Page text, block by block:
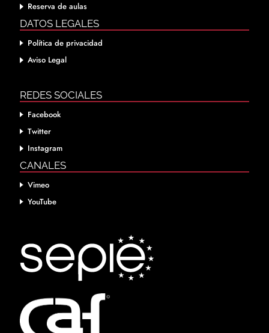
Reserva de aulas
DATOS LEGALES
Política de privacidad
Aviso Legal
REDES SOCIALES
Facebook
Twitter
Instagram
CANALES
Vimeo
YouTube